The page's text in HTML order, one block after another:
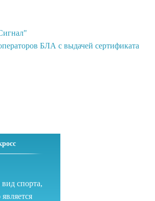
БЛА с выдачей сертификата
спорта,